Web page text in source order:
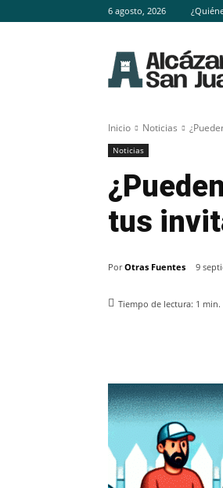
6 agosto, 2026
Inicio Noticias
Noticias
tus
Por Otras Fuentes 9
Tiempo de lectura: 1 min.